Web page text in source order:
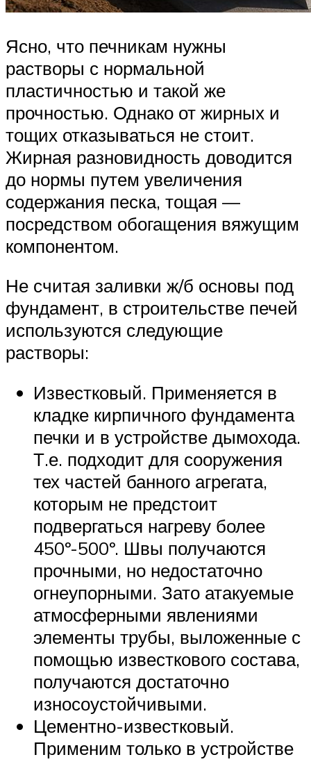
Ясно, что печникам нужны
растворы с нормальной
пластичностью и такой же
прочностью. Однако от жирных и
тощих отказываться не стоит.
Жирная разновидность доводится
до нормы путем увеличения
содержания песка, тощая —
посредством обогащения вяжущим
компонентом.
Не считая заливки ж/б основы под
фундамент, в строительстве печей
используются следующие
растворы:
Известковый. Применяется в
кладке кирпичного фундамента
печки и в устройстве дымохода.
Т.е. подходит для сооружения
тех частей банного агрегата,
которым не предстоит
подвергаться нагреву более
450º-500º. Швы получаются
прочными, но недостаточно
огнеупорными. Зато атакуемые
атмосферными явлениями
элементы трубы, выложенные с
помощью известкового состава,
получаются достаточно
износоустойчивыми.
Цементно-известковый.
Применим только в устройстве